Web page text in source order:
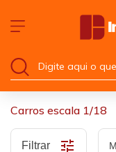
Carros escala 1/18
Filtrar